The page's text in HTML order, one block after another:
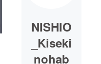
NISHIO
_Kiseki
nohab